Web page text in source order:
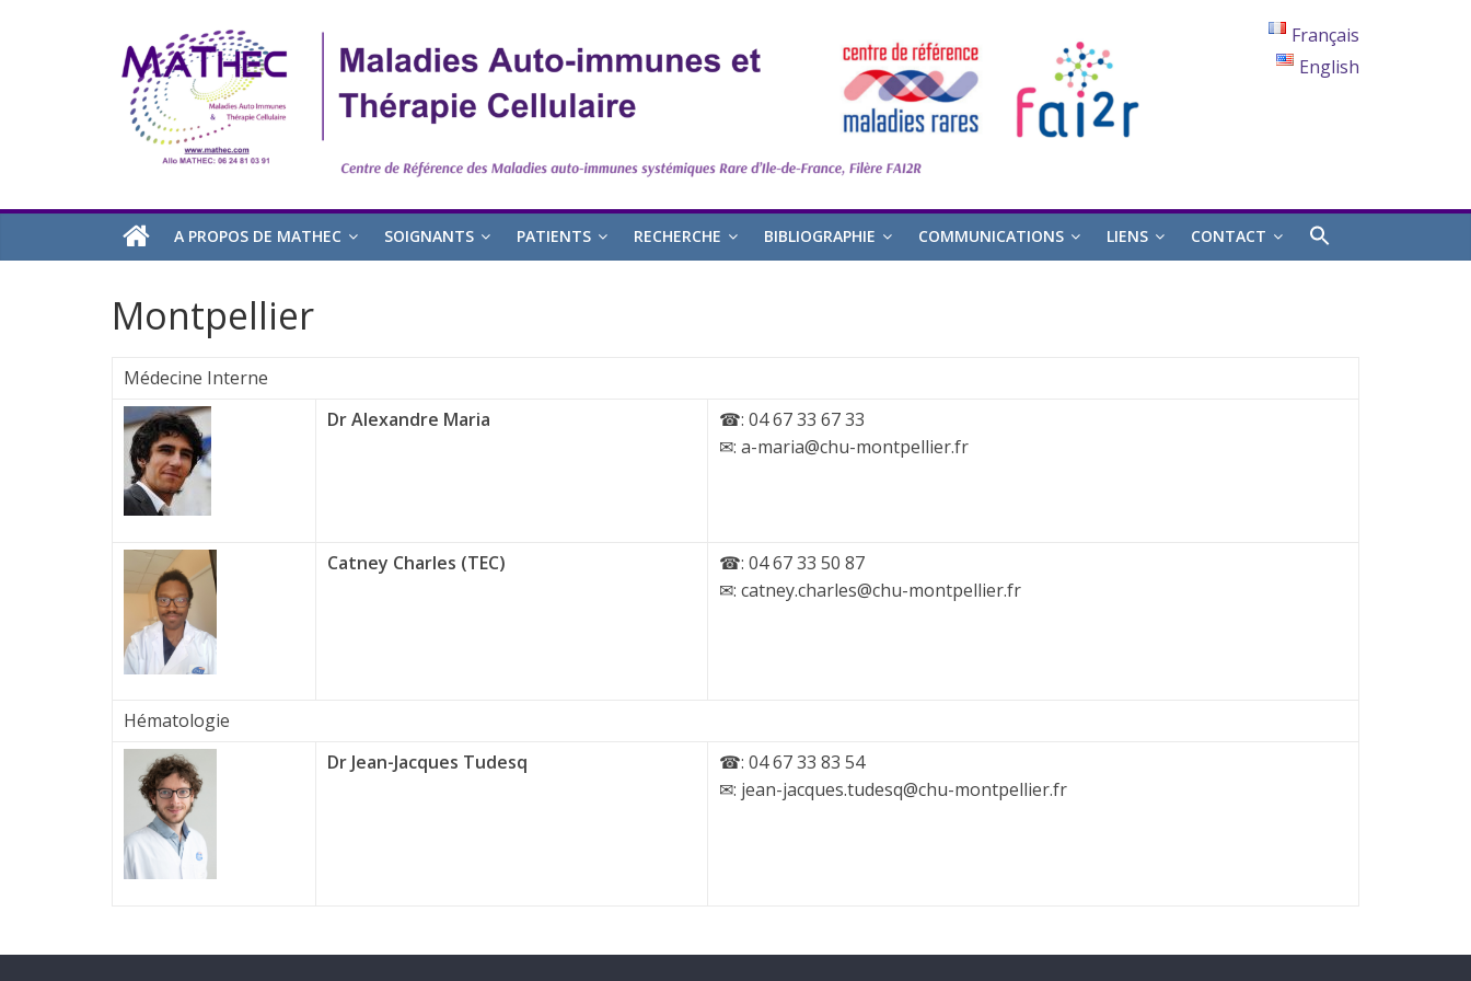
Français
English
A PROPOS DE MATHEC SOIGNANTS PATIENTS RECHERCHE BIBLIOGRAPHIE COMMUNICATIONS LIENS CONTACT
Montpellier
Médecine Interne
Dr Alexandre Maria
☎: 04 67 33 67 33
✉: a-maria@chu-montpellier.fr
Catney Charles (TEC)
☎: 04 67 33 50 87
✉: catney.charles@chu-montpellier.fr
Hématologie
Dr Jean-Jacques Tudesq
☎: 04 67 33 83 54
✉: jean-jacques.tudesq@chu-montpellier.fr